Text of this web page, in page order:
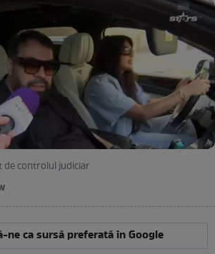
de controlul judiciar
ne ca sursă preferată în Google